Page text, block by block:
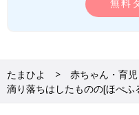
無料
たまひよ 赤ちゃん・育児
滴り落ちはしたものの[ほぺふ